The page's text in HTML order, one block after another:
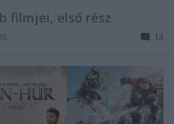
filmjei, első rész
13